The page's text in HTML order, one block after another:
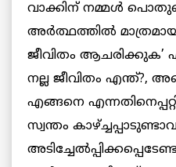
വാക്കിന് നമ്മള്‍
അര്‍ത്ഥത്തില്‍
ജീവിതം
നല്ല ജീവിതം എന്ത്?,
എങ്ങനെ
സ്വന്തം